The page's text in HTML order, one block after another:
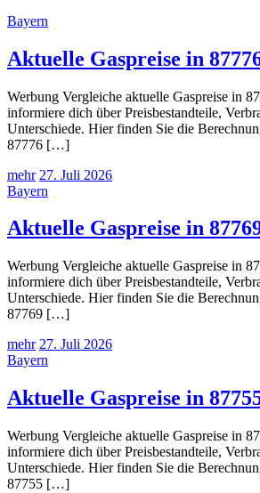
Bayern
Aktuelle Gaspreise in
Werbung Vergleiche aktuelle Gaspreise in
informiere dich über Preisbestandteile,
Unterschiede. Hier finden Sie die
87776 […]
mehr 27. Juli 2026
Bayern
Aktuelle Gaspreise in
Werbung Vergleiche aktuelle Gaspreise in
informiere dich über Preisbestandteile,
Unterschiede. Hier finden Sie die
87769 […]
mehr 27. Juli 2026
Bayern
Aktuelle Gaspreise in
Werbung Vergleiche aktuelle Gaspreise in
informiere dich über Preisbestandteile,
Unterschiede. Hier finden Sie die
87755 […]